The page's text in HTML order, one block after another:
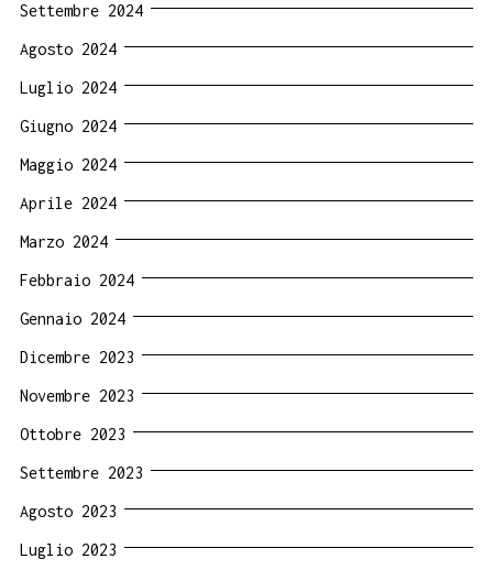
Settembre 2024
Agosto 2024
Luglio 2024
Giugno 2024
Maggio 2024
Aprile 2024
Marzo 2024
Febbraio 2024
Gennaio 2024
Dicembre 2023
Novembre 2023
Ottobre 2023
Settembre 2023
Agosto 2023
Luglio 2023